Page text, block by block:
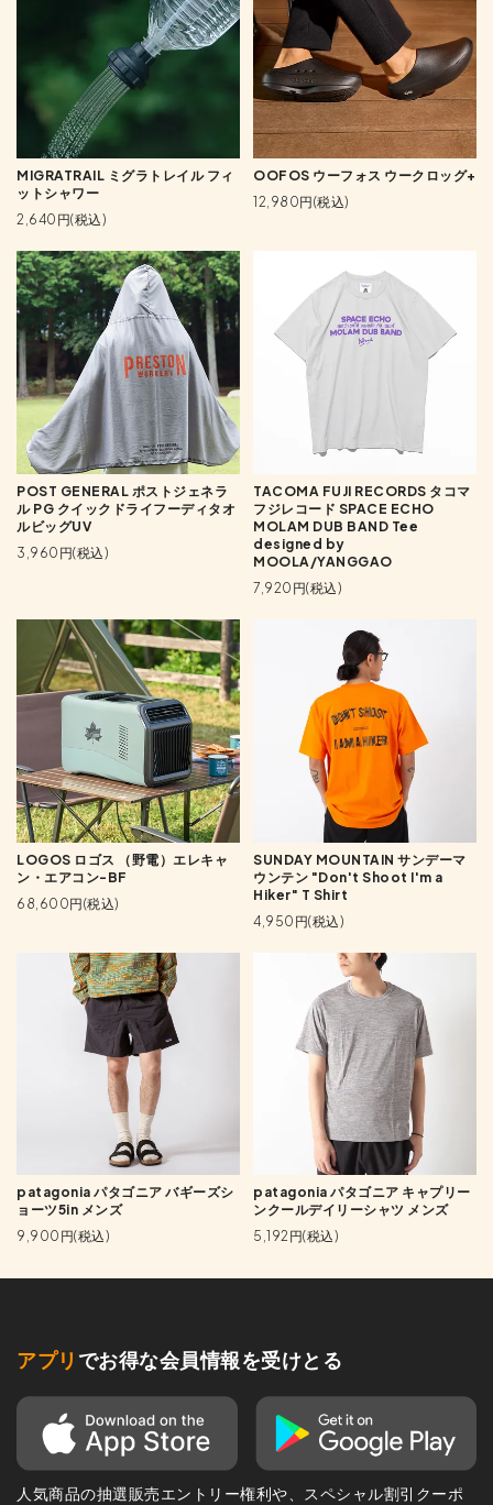
MIGRATRAIL ミグラトレイル フィ
ットシャワー
2,640円(税込)
OOFOS ウーフォス ウークロッグ+
12,980円(税込)
POST GENERAL ポストジェネラ
ル PG クイックドライフーディタオ
ルビッグUV
3,960円(税込)
TACOMA FUJI RECORDS タコマ
フジレコード SPACE ECHO
MOLAM DUB BAND Tee
designed by
MOOLA/YANGGAO
7,920円(税込)
LOGOS ロゴス （野電）エレキャ
ン・エアコン-BF
68,600円(税込)
SUNDAY MOUNTAIN サンデーマ
ウンテン "Don't Shoot I'm a
Hiker" T Shirt
4,950円(税込)
patagonia パタゴニア バギーズシ
ョーツ5in メンズ
9,900円(税込)
patagonia パタゴニア キャプリー
ンクールデイリーシャツ メンズ
5,192円(税込)
アプリ でお得な会員情報を受けとる
人気商品の抽選販売エントリー権利や、スペシャル割引クーポ